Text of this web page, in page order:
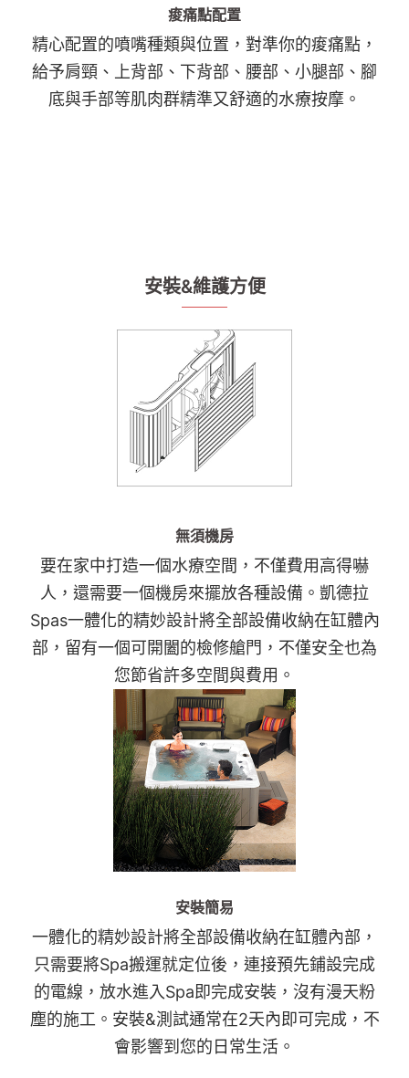
痠痛點配置
精心配置的噴嘴種類與位置，對準你的痠痛點，
給予肩頸、上背部、下背部、腰部、小腿部、腳
底與手部等肌肉群精準又舒適的水療按摩。
安裝&維護方便
無須機房
要在家中打造一個水療空間，不僅費用高得嚇
人，還需要一個機房來擺放各種設備。凱德拉
Spas一體化的精妙設計將全部設備收納在缸體內
部，留有一個可開闔的檢修艙門，不僅安全也為
您節省許多空間與費用。
安裝簡易
一體化的精妙設計將全部設備收納在缸體內部，
只需要將Spa搬運就定位後，連接預先鋪設完成
的電線，放水進入Spa即完成安裝，沒有漫天粉
塵的施工。安裝&測試通常在2天內即可完成，不
會影響到您的日常生活。